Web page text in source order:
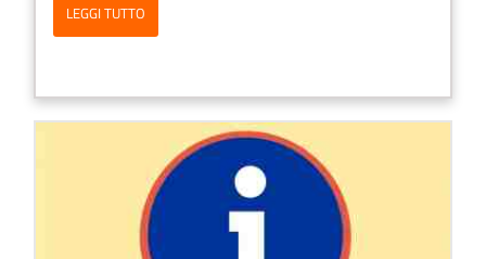
LEGGI TUTTO